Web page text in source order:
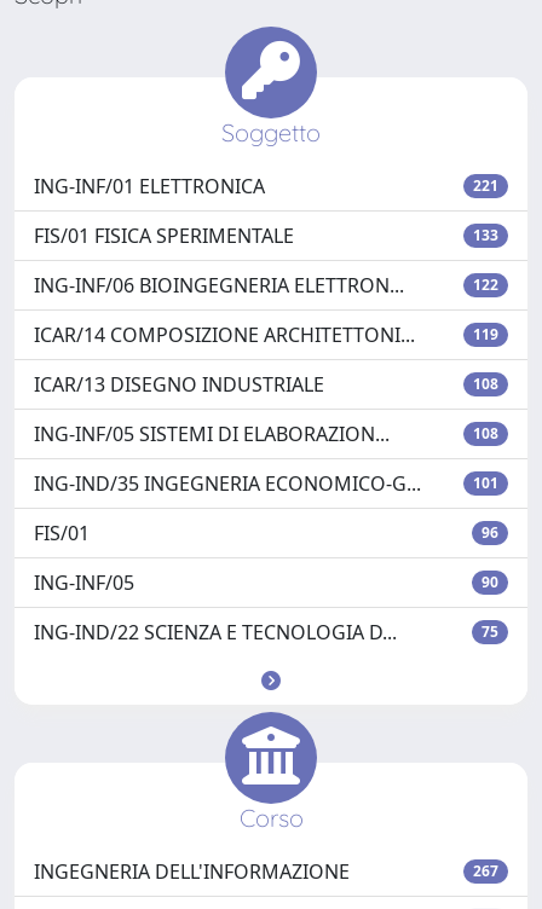
Soggetto
ING-INF/01 ELETTRONICA 221
FIS/01 FISICA SPERIMENTALE 133
ING-INF/06 BIOINGEGNERIA ELETTRON... 122
ICAR/14 COMPOSIZIONE ARCHITETTONI... 119
ICAR/13 DISEGNO INDUSTRIALE 108
ING-INF/05 SISTEMI DI ELABORAZION... 108
ING-IND/35 INGEGNERIA ECONOMICO-G... 101
FIS/01 96
ING-INF/05 90
ING-IND/22 SCIENZA E TECNOLOGIA D... 75
Corso
INGEGNERIA DELL'INFORMAZIONE 267